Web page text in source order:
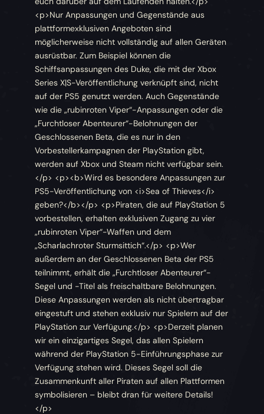
<p>Nur Anpassungen und Gegenstände aus
plattformexklusiven Angeboten sind
möglicherweise nicht vollständig auf allen Geräten
ausrüstbar. Zum Beispiel können die
Schiffsanpassungen des Duke, die mit der Xbox
Series X|S-Veröffentlichung verknüpft sind, nicht
auf der PS5 genutzt werden. Auch Gegenstände
wie die „rubinroten Viper“-Anpassungen oder die
„Furchtloser Abenteurer“-Belohnungen der
Geschlossenen Beta, die es nur in den
Vorbestellerkampagnen der PlayStation gibt,
werden auf Xbox und Steam nicht verfügbar sein.
</p> <p><b>Wird es besondere Anpassungen zur
PS5-Veröffentlichung von <i>Sea of Thieves</i>
geben?</b></p> <p>Piraten, die auf PlayStation 5
vorbestellen, erhalten exklusiven Zugang zu vier
„rubinroten Viper“-Waffen und dem
„Scharlachroter Sturmsittich“.</p> <p>Wer
außerdem an der Geschlossenen Beta der PS5
teilnimmt, erhält die „Furchtloser Abenteurer“-
Segel und -Titel als freischaltbare Belohnungen.
Diese Anpassungen werden als nicht übertragbar
eingestuft und stehen exklusiv nur Spielern auf der
PlayStation zur Verfügung.</p> <p>Derzeit planen
wir ein einzigartiges Segel, das allen Spielern
während der PlayStation 5-Einführungsphase zur
Verfügung stehen wird. Dieses Segel soll die
Zusammenkunft aller Piraten auf allen Plattformen
symbolisieren – bleibt dran für weitere Details!
</p>